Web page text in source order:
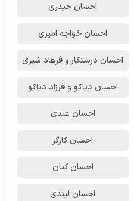
احسان حیدری
احسان خواجه امیری
احسان درستكار و فرهاد شيرى
احسان دیاکو و فرزاد دیاکو
احسان عبدی
احسان کارگر
احسان کیان
احسان لیندی